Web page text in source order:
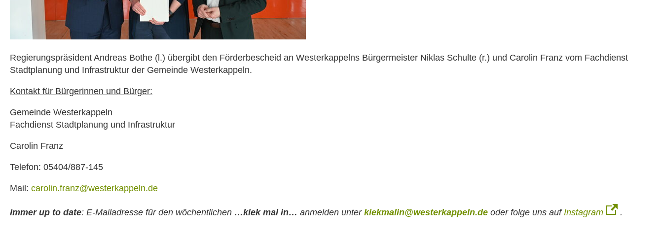
Regierungspräsident Andreas Bothe (l.) übergibt den Förderbescheid an Westerkappelns Bürgermeister Niklas Schulte (r.) und Carolin Franz vom Fachdienst
Stadtplanung und Infrastruktur der Gemeinde Westerkappeln.
Kontakt für Bürgerinnen und Bürger:
Gemeinde Westerkappeln
Fachdienst Stadtplanung und Infrastruktur
Carolin Franz
Telefon: 05404/887-145
Mail: carolin.franz@westerkappeln.de
Immer up to date: E-Mailadresse für den wöchentlichen …kiek mal in… anmelden unter kiekmalin@westerkappeln.de oder folge uns aufInstagram .